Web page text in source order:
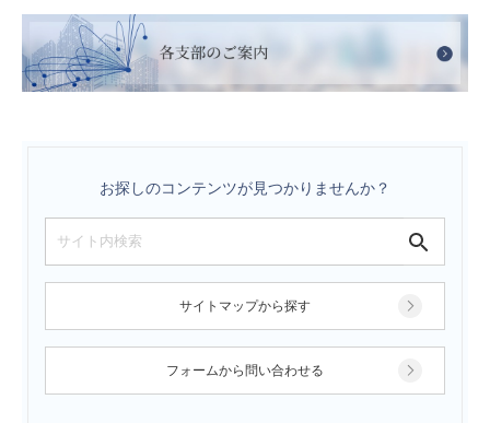
お探しのコンテンツが見つかりませんか？
サイトマップから探す
フォームから問い合わせる